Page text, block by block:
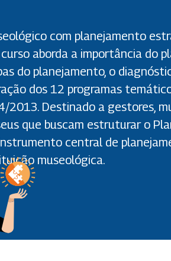
com planejamento
aborda a importância do
do planejamento, o
dos 12 programas
2013. Destinado a gestores,
que buscam estruturar o
central de
museológica.